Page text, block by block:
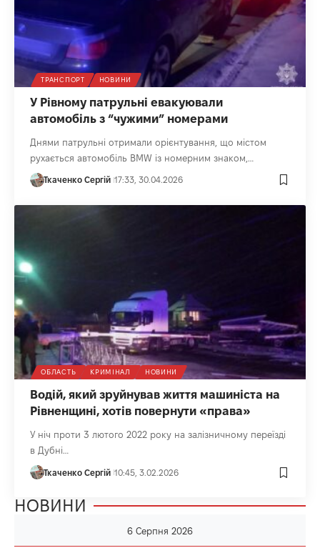
ТРАНСПОРТ НОВИНИ
У Рівному патрульні евакуювали
автомобіль з “чужими” номерами
Днями патрульні отримали орієнтування, що містом
рухається автомобіль BMW із номерним знаком,…
Ткаченко Сергій 17:33, 30.04.2026
ОБЛАСТЬ КРИМІНАЛ НОВИНИ
Водій, який зруйнував життя машиніста на
Рівненщині, хотів повернути «права»
У ніч проти 3 лютого 2022 року на залізничному переїзді
в Дубні…
Ткаченко Сергій 10:45, 3.02.2026
НОВИНИ
6 Серпня 2026